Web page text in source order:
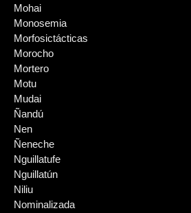
Mohai
Monosemia
Morfosictácticas
Morocho
Mortero
Motu
Mudai
Ñandú
Nen
Ñeneche
Nguillatufe
Nguillatún
Niliu
Nominalizada